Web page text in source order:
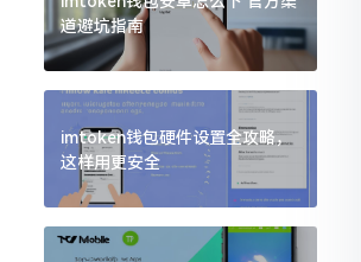
道避坑指南
imtoken钱包硬件设置全攻略，
这样用更安全